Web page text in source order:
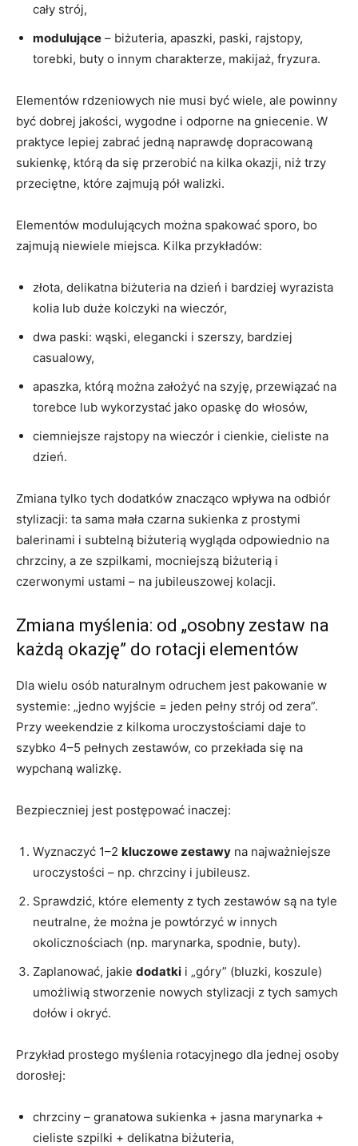
cały strój,
modulujące – biżuteria, apaszki, paski, rajstopy,
torebki, buty o innym charakterze, makijaż, fryzura.
Elementów rdzeniowych nie musi być wiele, ale powinny
być dobrej jakości, wygodne i odporne na gniecenie. W
praktyce lepiej zabrać jedną naprawdę dopracowaną
sukienkę, którą da się przerobić na kilka okazji, niż trzy
przeciętne, które zajmują pół walizki.
Elementów modulujących można spakować sporo, bo
zajmują niewiele miejsca. Kilka przykładów:
złota, delikatna biżuteria na dzień i bardziej wyrazista
kolia lub duże kolczyki na wieczór,
dwa paski: wąski, elegancki i szerszy, bardziej
casualowy,
apaszka, którą można założyć na szyję, przewiązać na
torebce lub wykorzystać jako opaskę do włosów,
ciemniejsze rajstopy na wieczór i cienkie, cieliste na
dzień.
Zmiana tylko tych dodatków znacząco wpływa na odbiór
stylizacji: ta sama mała czarna sukienka z prostymi
balerinami i subtelną biżuterią wygląda odpowiednio na
chrzciny, a ze szpilkami, mocniejszą biżuterią i
czerwonymi ustami – na jubileuszowej kolacji.
Zmiana myślenia: od „osobny zestaw na
każdą okazję” do rotacji elementów
Dla wielu osób naturalnym odruchem jest pakowanie w
systemie: „jedno wyjście = jeden pełny strój od zera”.
Przy weekendzie z kilkoma uroczystościami daje to
szybko 4–5 pełnych zestawów, co przekłada się na
wypchaną walizkę.
Bezpieczniej jest postępować inaczej:
Wyznaczyć 1–2 kluczowe zestawy na najważniejsze
uroczystości – np. chrzciny i jubileusz.
Sprawdzić, które elementy z tych zestawów są na tyle
neutralne, że można je powtórzyć w innych
okolicznościach (np. marynarka, spodnie, buty).
Zaplanować, jakie dodatki i „góry” (bluzki, koszule)
umożliwią stworzenie nowych stylizacji z tych samych
dołów i okryć.
Przykład prostego myślenia rotacyjnego dla jednej osoby
dorosłej:
chrzciny – granatowa sukienka + jasna marynarka +
cieliste szpilki + delikatna biżuteria,